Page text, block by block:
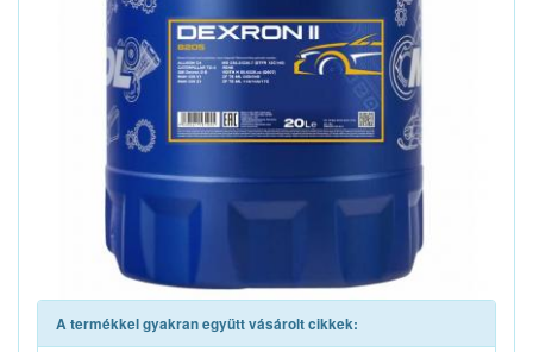
A termékkel gyakran együtt vásárolt cikkek: